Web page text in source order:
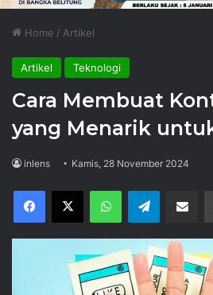
Home / Artikel
Artikel Teknologi
Cara Membuat
yang Menarik
inlens Kamis, 28 November 2024
Facebook
X WhatsAppTelegram Share